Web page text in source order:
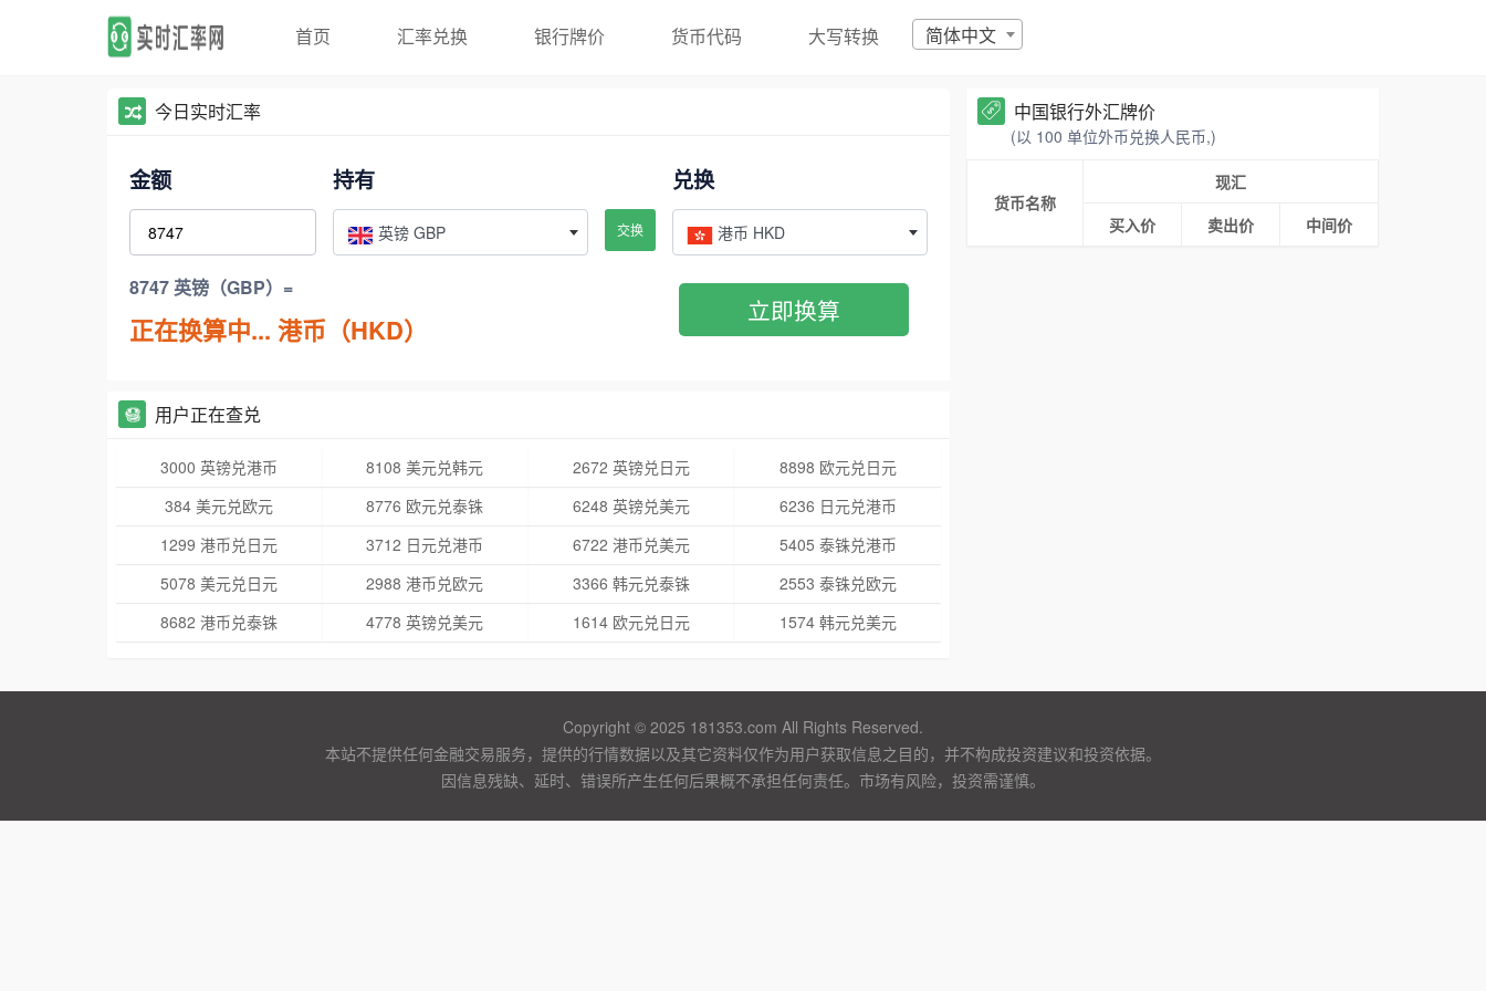
首页 汇率兑换 银行牌价 货币代码 大写转换 简体中文
今日实时汇率
金额 持有
英镑 GBP 交换
兑换
港币 HKD
8747 英镑（GBP）=
正在换算中... 港币（HKD）
立即换算
用户正在查兑
3000 英镑兑港币 8108 美元兑韩元 2672 英镑兑日元
8898 欧元兑日元
384 美元兑欧元
8776 欧元兑泰铢 6248 英镑兑美元
6236 日元兑港币
1299 港币兑日元
3712 日元兑港币 6722 港币兑美元
5405 泰铢兑港币
5078 美元兑日元
2988 港币兑欧元 3366 韩元兑泰铢
2553 泰铢兑欧元
8682 港币兑泰铢
4778 英镑兑美元 1614 欧元兑日元 1574 韩元兑美元
中国银行外汇牌价
(以 100 单位外币兑换人民币,)
货币名称
现汇
买入价
卖出价 中间价
Copyright © 2025 181353.com All Rights Reserved.
本站不提供任何金融交易服务，提供的行情数据以及其它资料仅作为用户获取信息之目的，并不构成投资建议和投资依据。
因信息残缺、延时、错误所产生任何后果概不承担任何责任。市场有风险，投资需谨慎。